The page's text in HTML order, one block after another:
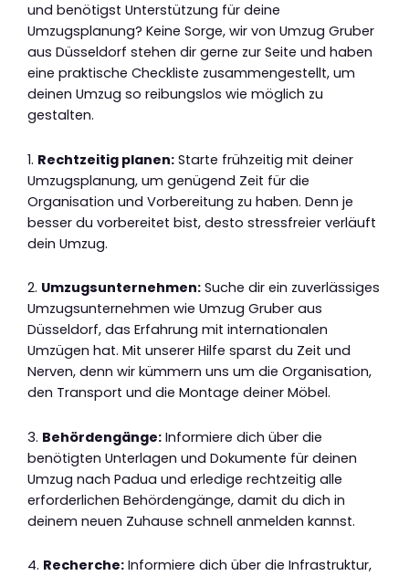
und benötigst Unterstützung für deine
Umzugsplanung? Keine Sorge, wir von Umzug Gruber
aus Düsseldorf stehen dir gerne zur Seite und haben
eine praktische Checkliste zusammengestellt, um
deinen Umzug so reibungslos wie möglich zu
gestalten.
1. Rechtzeitig planen: Starte frühzeitig mit deiner
Umzugsplanung, um genügend Zeit für die
Organisation und Vorbereitung zu haben. Denn je
besser du vorbereitet bist, desto stressfreier verläuft
dein Umzug.
2. Umzugsunternehmen: Suche dir ein zuverlässiges
Umzugsunternehmen wie Umzug Gruber aus
Düsseldorf, das Erfahrung mit internationalen
Umzügen hat. Mit unserer Hilfe sparst du Zeit und
Nerven, denn wir kümmern uns um die Organisation,
den Transport und die Montage deiner Möbel.
3. Behördengänge: Informiere dich über die
benötigten Unterlagen und Dokumente für deinen
Umzug nach Padua und erledige rechtzeitig alle
erforderlichen Behördengänge, damit du dich in
deinem neuen Zuhause schnell anmelden kannst.
4. Recherche: Informiere dich über die Infrastruktur,